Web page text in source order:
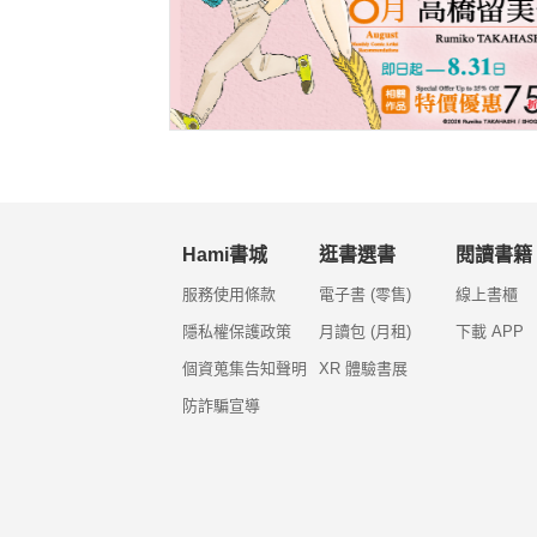
Hami書城
服務使用條款
隱私權保護政策
個資蒐集告知聲明
防詐騙宣導
逛書選書
電子書 (零售)
月讀包 (月租)
XR 體驗書展
閱讀書籍
線上書櫃
下載 APP